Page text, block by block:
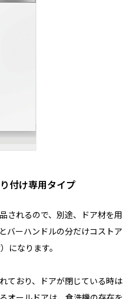
付け専用タイプ
されるので、別途、ドア材を用
バーハンドルの分だけコストア
になります。
ており、ドアが閉じている時は